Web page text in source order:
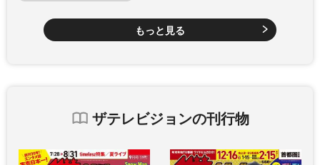
もっと見る
ザテレビジョンの刊行物